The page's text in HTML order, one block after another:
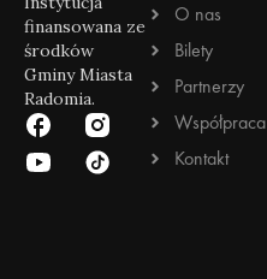
finansowana ze
środków
Gminy Miasta
Radomia.
O nas
Bilety
Partnerzy
Współpraca
Kontakt